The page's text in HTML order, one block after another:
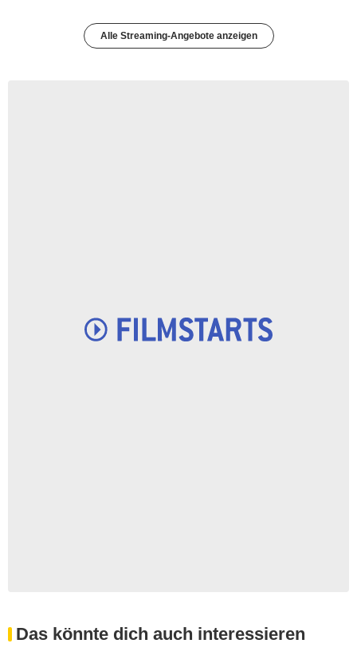
Alle Streaming-Angebote anzeigen
Das könnte dich auch interessieren